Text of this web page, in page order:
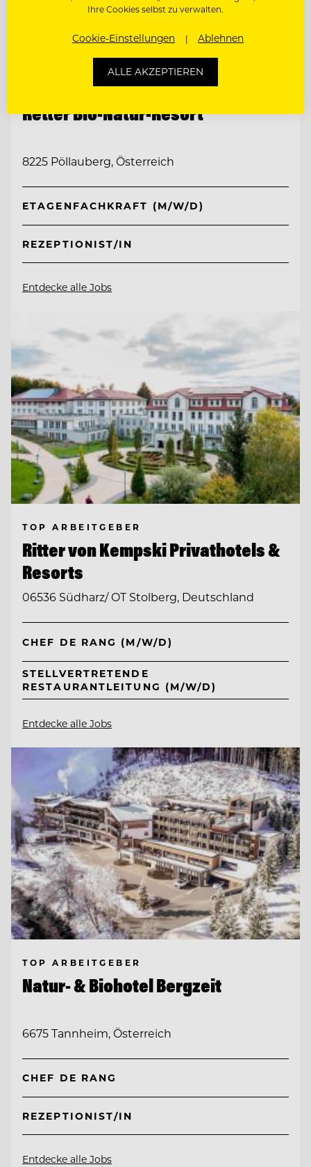
Retter Bio-Natur-Resort
8225 Pöllauberg, Österreich
ETAGENFACHKRAFT (M/W/D)
REZEPTIONIST/IN
Entdecke alle Jobs
TOP ARBEITGEBER
Ritter von Kempski Privathotels &
Resorts
06536 Südharz/ OT Stolberg, Deutschland
CHEF DE RANG (M/W/D)
STELLVERTRETENDE
RESTAURANTLEITUNG (M/W/D)
Entdecke alle Jobs
TOP ARBEITGEBER
Natur- & Biohotel Bergzeit
6675 Tannheim, Österreich
CHEF DE RANG
REZEPTIONIST/IN
Entdecke alle Jobs
Ihre Cookies selbst zu verwalten.
Cookie-Einstellungen Ablehnen
ALLE AKZEPTIEREN